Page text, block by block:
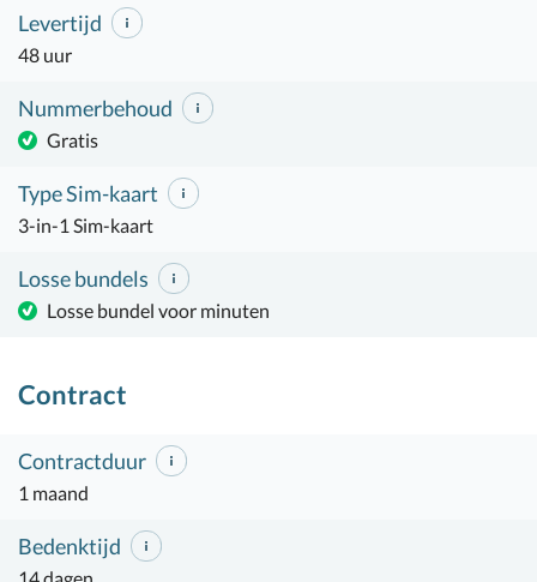
Levertijd
48 uur
Nummerbehoud
Gratis
Type Sim-kaart
3-in-1 Sim-kaart
Losse bundels
Losse bundel voor minuten
Contract
Contractduur
1 maand
Bedenktijd